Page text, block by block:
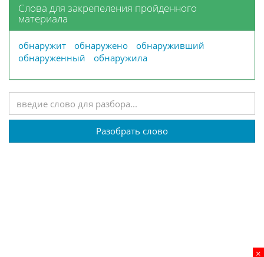
×
Слова для закрепеления пройденного
материала
обнаружит обнаружено
обнаруживший
обнаруженный
обнаружила
Разобрать слово